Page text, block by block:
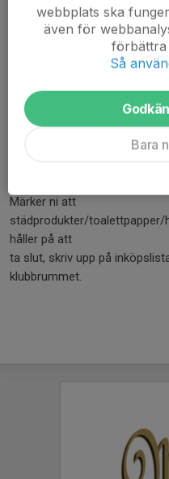
VÅTTORKA ALLA BORD,
SÄTT PÅ/TÖMMA
TÖM SOPORNA
SLÄNG GAMMAL MAT
Städinstruktionerna finns
klubbrummet.
STÄDMATERIAL FINNS INNE
Märker ni att
städprodukter/toalettpapper/
håller på att
ta slut, skriv upp på
klubbrummet.
webbplats ska
även för
förbättra
Så
Bara